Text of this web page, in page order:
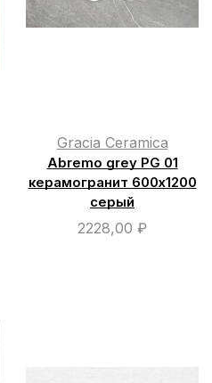
Gracia Ceramica
Abremo grey PG 01
керамогранит 600х1200
серый
2228,00 ₽